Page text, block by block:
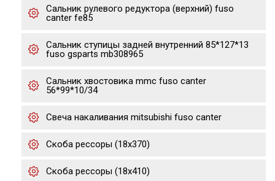
Сальник рулевого редуктора (верхний) fuso
canter fe85
Сальник ступицы задней внутренний 85*127*13
fuso gsparts mb308965
Сальник хвостовика mmc fuso canter
56*99*10/34
Свеча накаливания mitsubishi fuso canter
Скоба рессоры (18x370)
Скоба рессоры (18x410)